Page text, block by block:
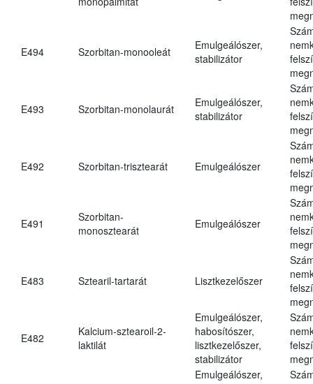
E494 Szorbitan-monooleát
Emulgeálószer,
stabilizátor
E493 Szorbitan-monolaurát
Emulgeálószer,
stabilizátor
E492 Szorbitan-trisztearát Emulgeálószer
E491
Szorbitan-
monosztearát
Emulgeálószer
E483 Sztearil-tartarát Lisztkezelőszer
E482
Kalcium-sztearoil-2-
laktilát
Emulgeálószer,
habosítószer,
lisztkezelőszer,
stabilizátor
Emulgeálószer,